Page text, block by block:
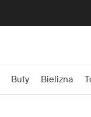
Buty Bielizna